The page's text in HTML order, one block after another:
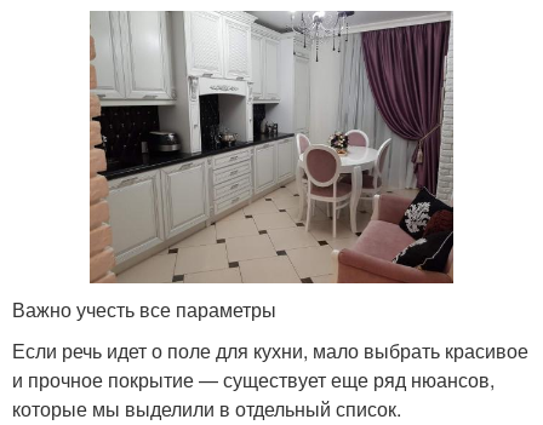
Важно учесть все параметры
Если речь идет о поле для кухни, мало выбрать красивое
и прочное покрытие — существует еще ряд нюансов,
которые мы выделили в отдельный список.